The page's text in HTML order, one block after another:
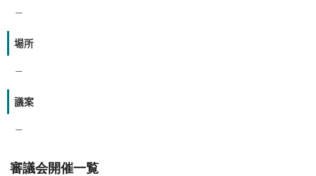
－
場所
－
議案
－
審議会開催一覧